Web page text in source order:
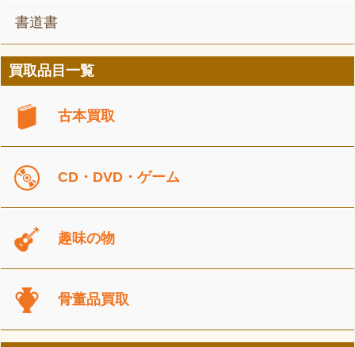
書道書
買取品目一覧
古本買取
CD・DVD・ゲーム
趣味の物
骨董品買取